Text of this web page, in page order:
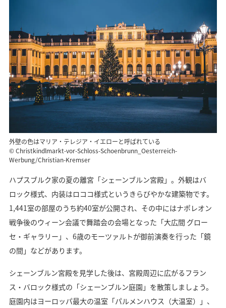
外壁の色はマリア・テレジア・イエローと呼ばれている
© Christkindlmarkt-vor-Schloss-Schoenbrunn_Oesterreich-
Werbung/Christian-Kremser
ハプスブルク家の夏の離宮「シェーンブルン宮殿」。外観はバ
ロック様式、内装はロココ様式というきらびやかな建築物です。
1,441室の部屋のうち約40室が公開され、その中にはナポレオン
戦争後のウィーン会議で舞踏会の会場となった「大広間 グロー
セ・ギャラリー」、6歳のモーツァルトが御前演奏を行った「鏡
の間」などがあります。
シェーンブルン宮殿を見学した後は、宮殿周辺に広がるフラン
ス・バロック様式の「シェーンブルン庭園」を散策しましょう。
庭園内はヨーロッパ最大の温室「パルメンハウス（大温室）」、